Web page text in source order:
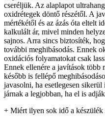
cseréljük. Az alaplapot
oxidrétegek döntő részétől. A
mértékétől és az ázás óta eltelt
kalkulált ár, mivel minden
sajnos. Arra sincs biztosíték,
további meghibásodás. Ennek
oxidációs folyamatokat csak
Ennek ellenére a javítások több
később is fellépő
javasolni, ha esetlegesen
járnak a legjobban, ha el is
+ Miért ilyen sok idő a készülék